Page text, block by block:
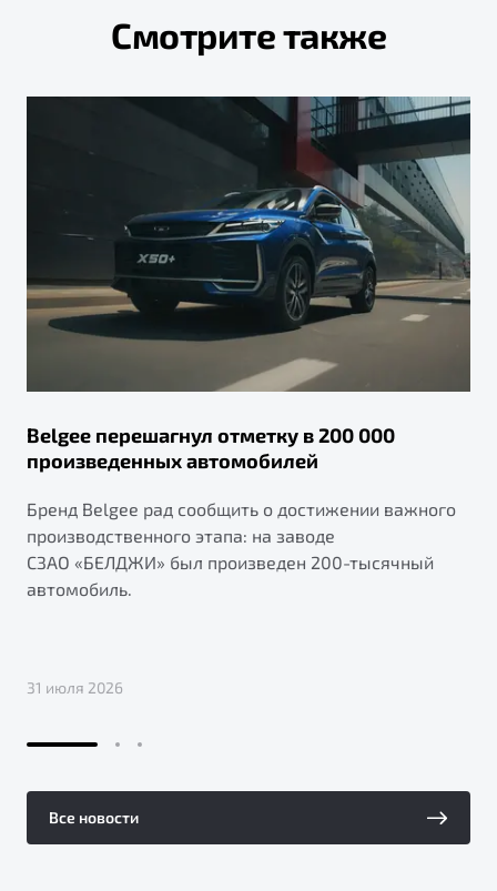
Смотрите также
Belgee перешагнул отметку в 200 000
произведенных автомобилей
Бренд Belgee рад сообщить о достижении важного
производственного этапа: на заводе
СЗАО «БЕЛДЖИ» был произведен 200-тысячный
автомобиль.
31 июля 2026
Все новости